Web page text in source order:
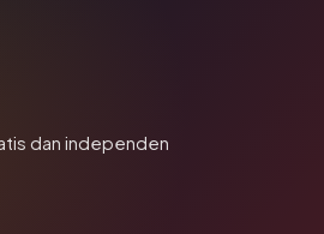
dan independen